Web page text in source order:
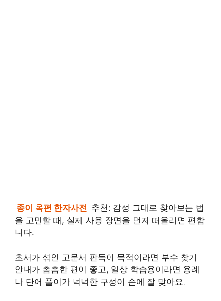
종이 옥편 한자사전 추천: 감성 그대로 찾아보는 법
을 고민할 때, 실제 사용 장면을 먼저 떠올리면 편합
니다.
초서가 섞인 고문서 판독이 목적이라면 부수 찾기
안내가 촘촘한 편이 좋고, 일상 학습용이라면 용례
나 단어 풀이가 넉넉한 구성이 손에 잘 맞아요.